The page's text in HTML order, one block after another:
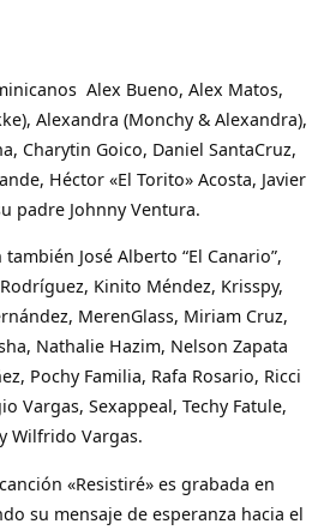
Alex Bueno, Alex Matos,
Alexandra (Monchy & Alexandra),
Charytin Goico, Daniel SantaCruz,
Héctor «El Torito» Acosta, Javier
padre Johnny Ventura.
José Alberto “El Canario”,
Kinito Méndez, Krisspy,
MerenGlass, Miriam Cruz,
Nathalie Hazim, Nelson Zapata
Pochy Familia, Rafa Rosario, Ricci
Vargas, Sexappeal, Techy Fatule,
Wilfrido Vargas.
«Resistiré» es grabada en
su mensaje de esperanza hacia el